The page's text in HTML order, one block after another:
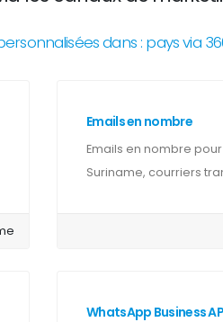
dans : pays via
Emails en nombre
Emails en nombre
Suriname, courriers
WhatsApp Business